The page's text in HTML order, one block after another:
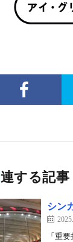
関連する記事
シン
「重